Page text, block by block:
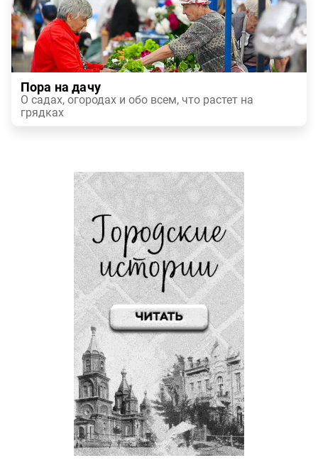
Пора на дачу
О садах, огородах и обо всем, что растет на
грядках